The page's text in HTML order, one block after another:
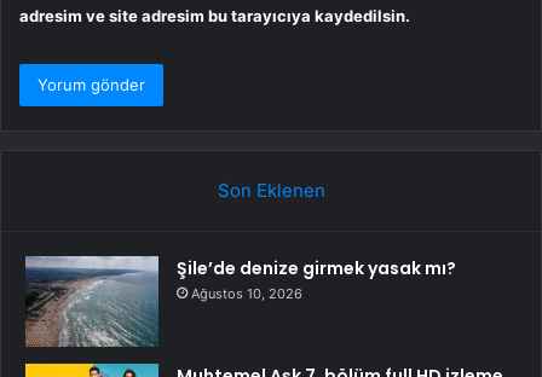
adresim ve site adresim bu tarayıcıya kaydedilsin.
Son Eklenen
Şile’de denize girmek yasak mı?
Ağustos 10, 2026